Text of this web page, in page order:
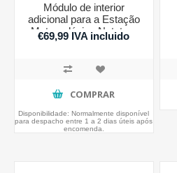
Módulo de interior
adicional para a Estação
Meteorológica Netatmo
€69,99 IVA incluido
COMPRAR
Disponibilidade: Normalmente disponível
para despacho entre 1 a 2 dias úteis após
encomenda.